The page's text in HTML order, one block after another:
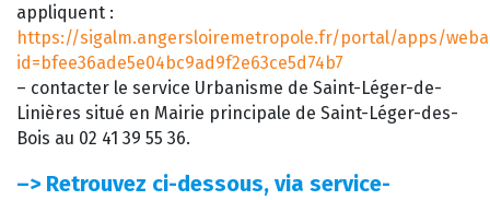
appliquent :
https://sigalm.angersloiremetropole.fr/portal/apps/
id=bfee36ade5e04bc9ad9f2e63ce5d74b7
– contacter le service Urbanisme de Saint-Léger-de-
Linières situé en Mairie principale de Saint-Léger-des-
Bois au 02 41 39 55 36.
–> Retrouvez ci-dessous, via service-